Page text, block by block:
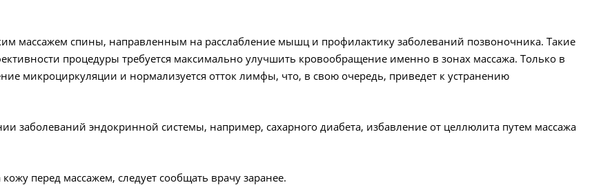
массажем спины, направленным на расслабление мышц и профилактику заболеваний позвоночника. Такие
процедуры требуется максимально улучшить кровообращение именно в зонах массажа. Только в
микроциркуляции и нормализуется отток лимфы, что, в свою очередь, приведет к устранению
заболеваний эндокринной системы, например, сахарного диабета, избавление от целлюлита путем массажа
перед массажем, следует сообщать врачу заранее.